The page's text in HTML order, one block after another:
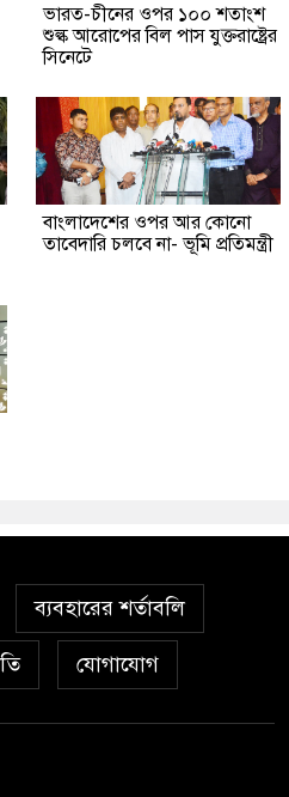
ভারত-চীনের ওপর ১০০ শতাংশ
শুল্ক আরোপের বিল পাস যুক্তরাষ্ট্রের
সিনেটে
বাংলাদেশের ওপর আর কোনো
তাবেদারি চলবে না- ভূমি প্রতিমন্ত্রী
ব্যবহারের শর্তাবলি
যোগাযোগ